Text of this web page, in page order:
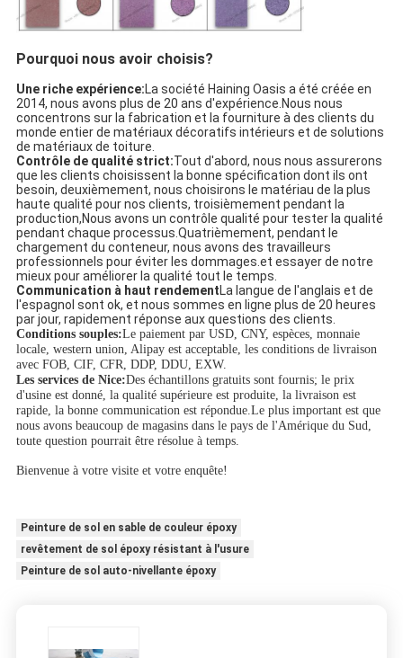
Pourquoi nous avoir choisis?
Une riche expérience:La société Haining Oasis a été créée en
2014, nous avons plus de 20 ans d'expérience.Nous nous
concentrons sur la fabrication et la fourniture à des clients du
monde entier de matériaux décoratifs intérieurs et de solutions
de matériaux de toiture.
Contrôle de qualité strict:Tout d'abord, nous nous assurerons
que les clients choisissent la bonne spécification dont ils ont
besoin, deuxièmement, nous choisirons le matériau de la plus
haute qualité pour nos clients, troisièmement pendant la
production,Nous avons un contrôle qualité pour tester la qualité
pendant chaque processus.Quatrièmement, pendant le
chargement du conteneur, nous avons des travailleurs
professionnels pour éviter les dommages.et essayer de notre
mieux pour améliorer la qualité tout le temps.
Communication à haut rendementLa langue de l'anglais et de
l'espagnol sont ok, et nous sommes en ligne plus de 20 heures
par jour, rapidement réponse aux questions des clients.
Conditions souples:Le paiement par USD, CNY, espèces, monnaie
locale, western union, Alipay est acceptable, les conditions de livraison
avec FOB, CIF, CFR, DDP, DDU, EXW.
Les services de Nice:Des échantillons gratuits sont fournis; le prix
d'usine est donné, la qualité supérieure est produite, la livraison est
rapide, la bonne communication est répondue.Le plus important est que
nous avons beaucoup de magasins dans le pays de l'Amérique du Sud,
toute question pourrait être résolue à temps.
Bienvenue à votre visite et votre enquête!
Peinture de sol en sable de couleur époxy
revêtement de sol époxy résistant à l'usure
Peinture de sol auto-nivellante époxy